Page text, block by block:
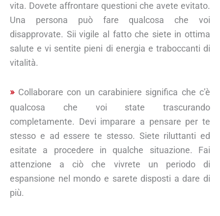
vita. Dovete affrontare questioni che avete evitato.
Una persona può fare qualcosa che voi
disapprovate. Sii vigile al fatto che siete in ottima
salute e vi sentite pieni di energia e traboccanti di
vitalità.
Collaborare con un carabiniere significa che c’è
qualcosa che voi state trascurando
completamente. Devi imparare a pensare per te
stesso e ad essere te stesso. Siete riluttanti ed
esitate a procedere in qualche situazione. Fai
attenzione a ciò che vivrete un periodo di
espansione nel mondo e sarete disposti a dare di
più.